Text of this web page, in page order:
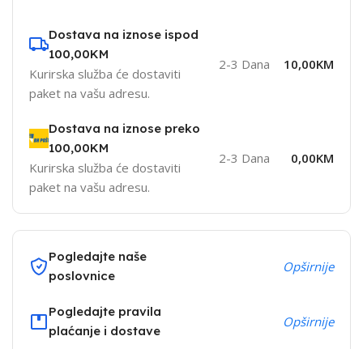
Dostava na iznose ispod
100,00KM
Kurirska služba će dostaviti
paket na vašu adresu.
2-3 Dana 10,00KM
Dostava na iznose preko
100,00KM
Kurirska služba će dostaviti
paket na vašu adresu.
2-3 Dana 0,00KM
Pogledajte naše
poslovnice
Opširnije
Pogledajte pravila
plaćanje i dostave
Opširnije